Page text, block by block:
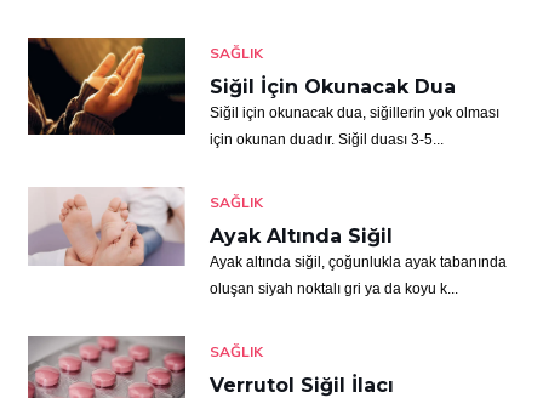
SAĞLIK
Siğil İçin Okunacak Dua
Siğil için okunacak dua, siğillerin yok olması
için okunan duadır. Siğil duası 3-5...
SAĞLIK
Ayak Altında Siğil
Ayak altında siğil, çoğunlukla ayak tabanında
oluşan siyah noktalı gri ya da koyu k...
SAĞLIK
Verrutol Siğil İlacı